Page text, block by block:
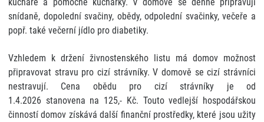
Úklid
Externí strávníci
Smlouva o poskytování služeb DS a DZR
Vnitřní oznamovací systém
snídaně, dopolední svačiny, obědy, odpolední svačinky, večeře a
popř. také večerní jídlo pro diabetiky.
Vzhledem k držení živnostenského listu má domov možnost
připravovat stravu pro cizí strávníky. V domově se cizí strávníci
nestravují. Cena obědu pro cizí strávníky je od
1.4.2026 stanovena na 125,- Kč. Touto vedlejší hospodářskou
činností domov získává další finanční prostředky, které jsou užity